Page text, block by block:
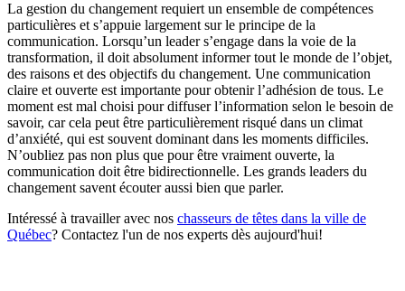
La gestion du changement requiert un ensemble de compétences
particulières et s’appuie largement sur le principe de la
communication. Lorsqu’un leader s’engage dans la voie de la
transformation, il doit absolument informer tout le monde de l’objet,
des raisons et des objectifs du changement. Une communication
claire et ouverte est importante pour obtenir l’adhésion de tous. Le
moment est mal choisi pour diffuser l’information selon le besoin de
savoir, car cela peut être particulièrement risqué dans un climat
d’anxiété, qui est souvent dominant dans les moments difficiles.
N’oubliez pas non plus que pour être vraiment ouverte, la
communication doit être bidirectionnelle. Les grands leaders du
changement savent écouter aussi bien que parler.
Intéressé à travailler avec nos chasseurs de têtes dans la ville de
Québec? Contactez l'un de nos experts dès aujourd'hui!